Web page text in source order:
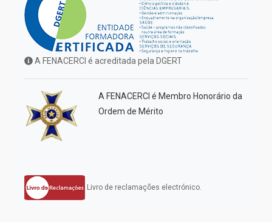
A FENACERCI é acreditada pela DGERT
A FENACERCI é Membro Honorário da
Ordem de Mérito
Livro de reclamações electrónico.